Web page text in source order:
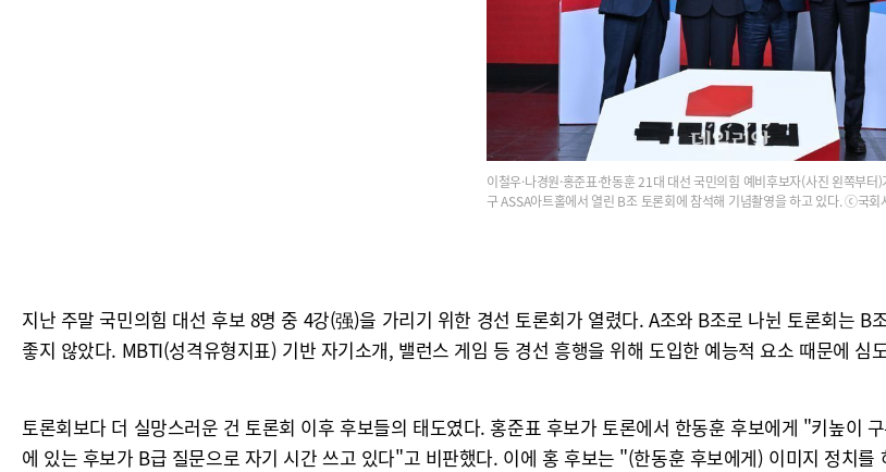
이철우·나경원·홍준표·한동훈 21대 대선 국민의힘 예비후보자(사진 왼쪽부터
구 ASSA아트홀에서 열린 B조 토론회에 참석해 기념촬영을 하고 있다. ⓒ국회
지난 주말 국민의힘 대선 후보 8명 중 4강(强)을 가리기 위한 경선 토론회가 열렸다. A조와 B조로 나뉜 토론회는
좋지 않았다. MBTI(성격유형지표) 기반 자기소개, 밸런스 게임 등 경선 흥행을 위해 도입한 예능적 요소 때문에 심
토론회보다 더 실망스러운 건 토론회 이후 후보들의 태도였다. 홍준표 후보가 토론에서 한동훈 후보에게 "키높이
에 있는 후보가 B급 질문으로 자기 시간 쓰고 있다"고 비판했다. 이에 홍 후보는 "(한동훈 후보에게) 이미지 정치